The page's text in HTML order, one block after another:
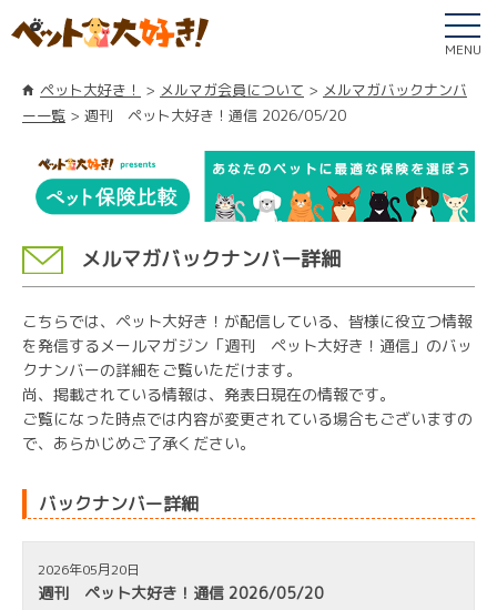
MENU
ペット大好き！ メルマガ会員について
メルマガバックナンバ
ー一覧
週刊 ペット大好き！通信 2026/05/20
メルマガバックナンバー詳細
こちらでは、ペット大好き！が配信している、皆様に役立つ情報
を発信するメールマガジン「週刊 ペット大好き！通信」のバッ
クナンバーの詳細をご覧いただけます。
尚、掲載されている情報は、発表日現在の情報です。
ご覧になった時点では内容が変更されている場合もございますの
で、あらかじめご了承ください。
バックナンバー詳細
2026年05月20日
週刊 ペット大好き！通信 2026/05/20